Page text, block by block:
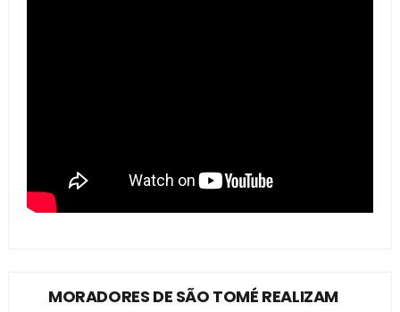
MORADORES DE SÃO TOMÉ REALIZAM